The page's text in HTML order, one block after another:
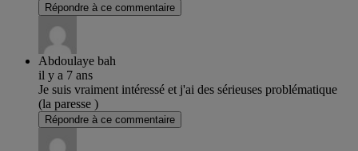
Répondre à ce commentaire
Abdoulaye bah
il y a 7 ans
Je suis vraiment intéressé et j'ai des sérieuses problématique
(la paresse )
Répondre à ce commentaire